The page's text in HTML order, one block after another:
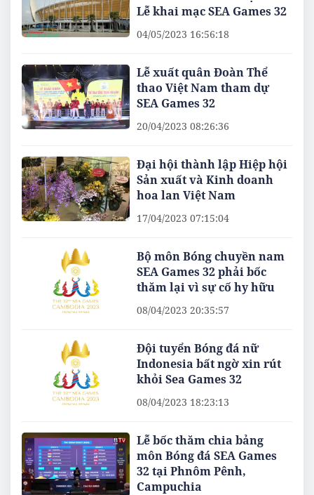
Lễ khai mạc SEA Games 32
04/05/2023 16:56:18
Lễ xuất quân Đoàn Thể
thao Việt Nam tham dự
SEA Games 32
20/04/2023 08:26:36
Đại hội thành lập Hiệp hội
Sản xuất và Kinh doanh
hoa lan Việt Nam
17/04/2023 07:15:04
Bộ môn Bóng chuyền nam
SEA Games 32 phải bốc
thăm lại vì sự cố hy hữu
08/04/2023 20:35:57
Đội tuyển Bóng đá nữ
Indonesia bất ngờ xin rút
khỏi Sea Games 32
08/04/2023 18:23:13
Lễ bốc thăm chia bảng
môn Bóng đá SEA Games
32 tại Phnôm Pênh,
Campuchia